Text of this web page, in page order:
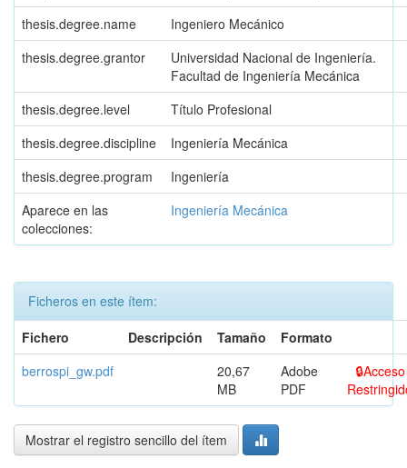
thesis.degree.name
Ingeniero Mecánico
thesis.degree.grantor
Universidad Nacional de Ingeniería.
Facultad de Ingeniería Mecánica
thesis.degree.level
Título Profesional
thesis.degree.discipline
Ingeniería Mecánica
thesis.degree.program
Ingeniería
Aparece en las
colecciones:
Ingeniería Mecánica
Ficheros en este ítem:
Fichero
Descripción Tamaño
Formato
berrospi_gw.pdf
20,67
MB
Adobe
PDF
Acceso
Mostrar el registro sencillo del ítem